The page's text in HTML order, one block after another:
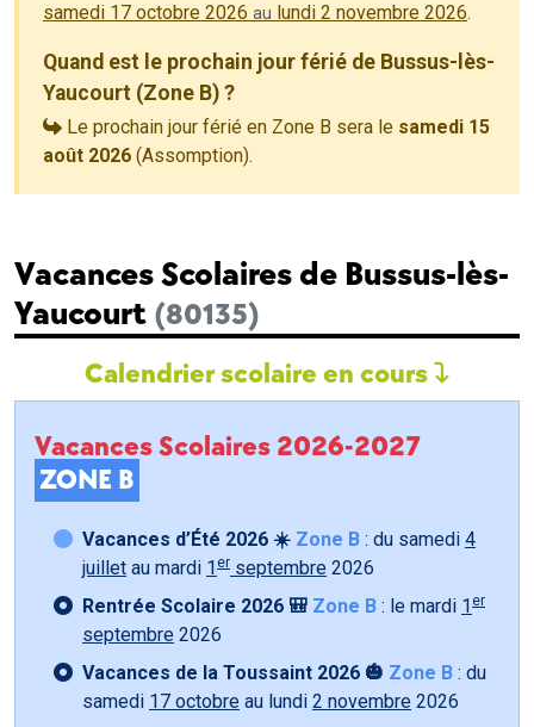
samedi 17 octobre 2026 au lundi 2 novembre 2026.
Quand est le prochain jour férié de Bussus-lès-
Yaucourt (Zone B) ?
Le prochain jour férié en Zone B sera le samedi 15
août 2026 (Assomption).
Vacances Scolaires de Bussus-lès-
Yaucourt (80135)
Calendrier scolaire en cours
Vacances Scolaires 2026-2027
ZONE B
Vacances d’Été 2026 ☀️ Zone B : du samedi 4
juillet au mardi 1 er septembre 2026
Rentrée Scolaire 2026 🎒 Zone B : le mardi 1 er
septembre 2026
Vacances de la Toussaint 2026 🎃 Zone B : du
samedi 17 octobre au lundi 2 novembre 2026